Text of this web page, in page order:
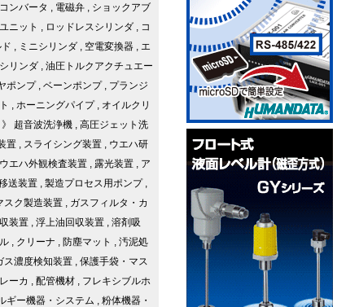
ンバータ 電磁弁
ショックアブ
ニット ロッドレスシリンダ
コ
ミニシリンダ 空電変換器
エ
リンダ
油圧トルクアクチュエー
ポンプ, ベーンポンプ, プランジ
ホーニングパイプ, オイルクリ
》 超音波洗浄機
高圧ジェット洗
置 スライシング装置
ウエハ研
ウエハ外観検査装置 露光装置
ア
送装置 製造プロセス用ポンプ,
スク製造装置
ガスフィルタ・カ
装置 浮上油回収装置
溶剤吸
クリーナ 防塵マット
汚泥処
ス濃度検知装置
保護手袋・マス
ーカ 配管機材
フレキシブルホ
ギー機器・システム
粉体機器・